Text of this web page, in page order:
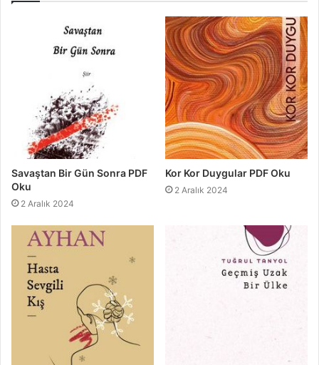
Savaştan Bir Gün Sonra PDF
Oku
2 Aralık 2024
Kor Kor Duygular PDF Oku
2 Aralık 2024